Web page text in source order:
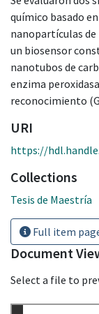
químico basado
nanopartículas de
un biosensor
nanotubos de
enzima
reconocimiento
URI
https://
Collections
Tesis de Maestría
Full item
Document
Select a file to